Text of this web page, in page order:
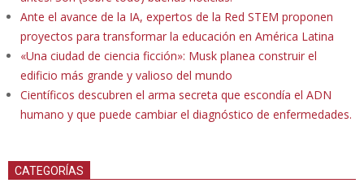
Ante el avance de la IA, expertos de la Red STEM proponen
proyectos para transformar la educación en América Latina
«Una ciudad de ciencia ficción»: Musk planea construir el
edificio más grande y valioso del mundo
Científicos descubren el arma secreta que escondía el ADN
humano y que puede cambiar el diagnóstico de enfermedades.
CATEGORÍAS